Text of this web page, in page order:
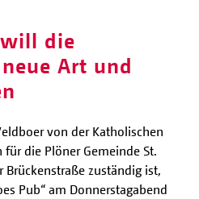
die
Art und
von der Katholischen
die Plöner Gemeinde St.
zuständig ist,
Pub“ am Donnerstagabend